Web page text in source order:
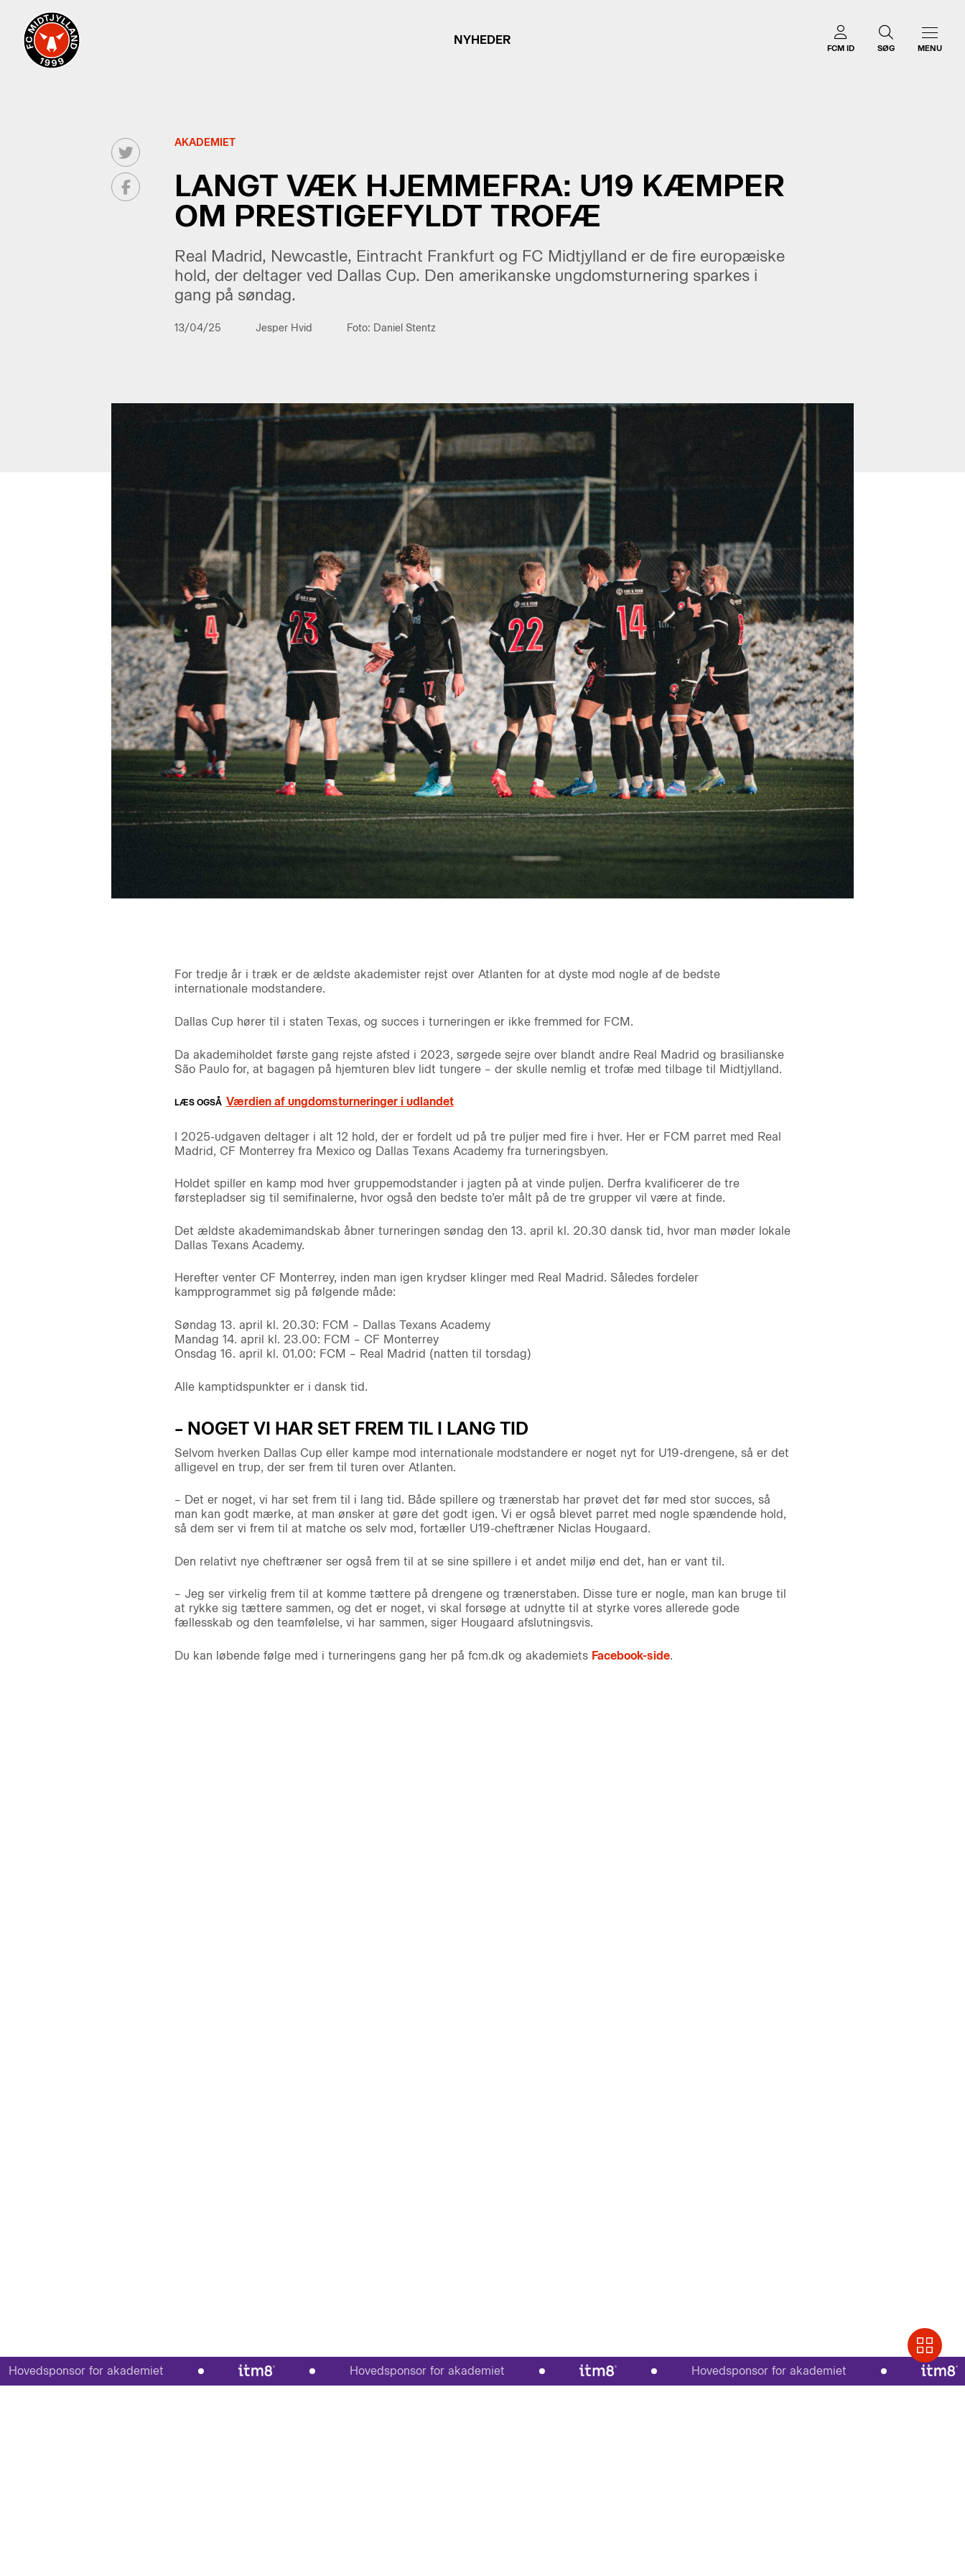
NYHEDER
FCM ID SØG MENU
AKADEMIET
LANGT VÆK HJEMMEFRA: U19 KÆMPER
OM PRESTIGEFYLDT TROFÆ
Real Madrid, Newcastle, Eintracht Frankfurt og FC Midtjylland er de fire europæiske
hold, der deltager ved Dallas Cup. Den amerikanske ungdomsturnering sparkes i
gang på søndag.
13/04/25 Jesper Hvid Foto: Daniel Stentz
For tredje år i træk er de ældste akademister rejst over Atlanten for at dyste mod nogle af de bedste
internationale modstandere.
Dallas Cup hører til i staten Texas, og succes i turneringen er ikke fremmed for FCM.
Da akademiholdet første gang rejste afsted i 2023, sørgede sejre over blandt andre Real Madrid og brasilianske
São Paulo for, at bagagen på hjemturen blev lidt tungere – der skulle nemlig et trofæ med tilbage til Midtjylland.
Værdien af ungdomsturneringer i udlandet
I 2025-udgaven deltager i alt 12 hold, der er fordelt ud på tre puljer med fire i hver. Her er FCM parret med Real
Madrid, CF Monterrey fra Mexico og Dallas Texans Academy fra turneringsbyen.
Holdet spiller en kamp mod hver gruppemodstander i jagten på at vinde puljen. Derfra kvalificerer de tre
førstepladser sig til semifinalerne, hvor også den bedste to’er målt på de tre grupper vil være at finde.
Det ældste akademimandskab åbner turneringen søndag den 13. april kl. 20.30 dansk tid, hvor man møder lokale
Dallas Texans Academy.
Herefter venter CF Monterrey, inden man igen krydser klinger med Real Madrid. Således fordeler
kampprogrammet sig på følgende måde:
Søndag 13. april kl. 20.30: FCM – Dallas Texans Academy
Mandag 14. april kl. 23.00: FCM – CF Monterrey
Onsdag 16. april kl. 01.00: FCM – Real Madrid (natten til torsdag)
Alle kamptidspunkter er i dansk tid.
– NOGET VI HAR SET FREM TIL I LANG TID
Selvom hverken Dallas Cup eller kampe mod internationale modstandere er noget nyt for U19-drengene, så er det
alligevel en trup, der ser frem til turen over Atlanten.
– Det er noget, vi har set frem til i lang tid. Både spillere og trænerstab har prøvet det før med stor succes, så
man kan godt mærke, at man ønsker at gøre det godt igen. Vi er også blevet parret med nogle spændende hold,
så dem ser vi frem til at matche os selv mod, fortæller U19-cheftræner Niclas Hougaard.
Den relativt nye cheftræner ser også frem til at se sine spillere i et andet miljø end det, han er vant til.
– Jeg ser virkelig frem til at komme tættere på drengene og trænerstaben. Disse ture er nogle, man kan bruge til
at rykke sig tættere sammen, og det er noget, vi skal forsøge at udnytte til at styrke vores allerede gode
fællesskab og den teamfølelse, vi har sammen, siger Hougaard afslutningsvis.
Du kan løbende følge med i turneringens gang her på fcm.dk og akademiets Facebook-side.
for akademiet Hovedsponsor for akademiet Hovedsponsor for akademiet